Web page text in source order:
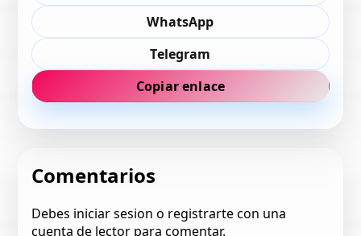
WhatsApp
Telegram
Copiar enlace
Comentarios
Debes iniciar sesion o registrarte con una
cuenta de lector para comentar.